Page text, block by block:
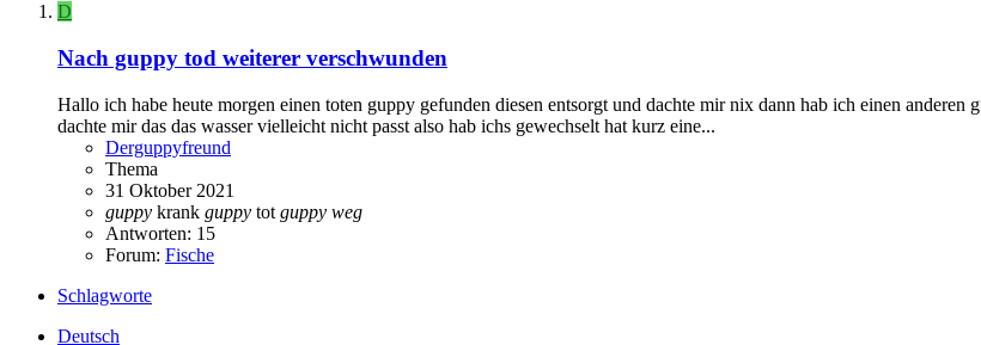
D
Nach guppy tod weiterer verschwunden
Hallo ich habe heute morgen einen toten guppy gefunden diesen entsorgt und dachte mir nix dann hab ich einen
dachte mir das das wasser vielleicht nicht passt also hab ichs gewechselt hat kurz eine...
Derguppyfreund
Thema
31 Oktober 2021
guppy krank guppy tot guppy weg
Antworten: 15
Forum: Fische
Schlagworte
Deutsch